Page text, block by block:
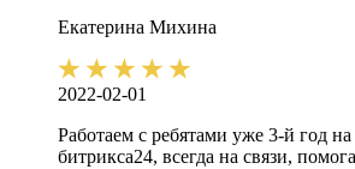
Екатерина Михина
2022-02-01
Работаем с ребятами уже 3-й год
битрикса24, всегда на связи,